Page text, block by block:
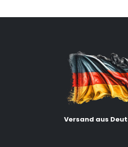
Versand aus